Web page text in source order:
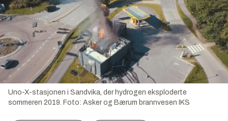
Uno-X-stasjonen i Sandvika, der hydrogen eksploderte
sommeren 2019. Foto: Asker og Bærum brannvesen IKS